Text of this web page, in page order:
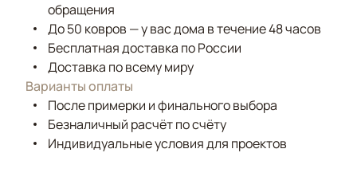
обращения
До 50 ковров — у вас дома в течение 48 часов
Бесплатная доставка по России
Доставка по всему миру
Варианты оплаты
После примерки и финального выбора
Безналичный расчёт по счёту
Индивидуальные условия для проектов